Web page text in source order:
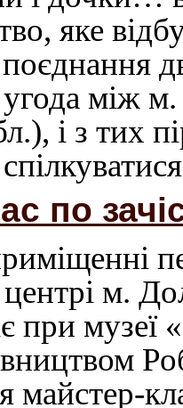
яке
між
і з тих
по
м.
при музеї
майстер-